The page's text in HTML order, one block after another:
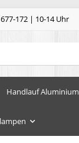
172 | 10-14 Uhr
Handlauf Aluminium